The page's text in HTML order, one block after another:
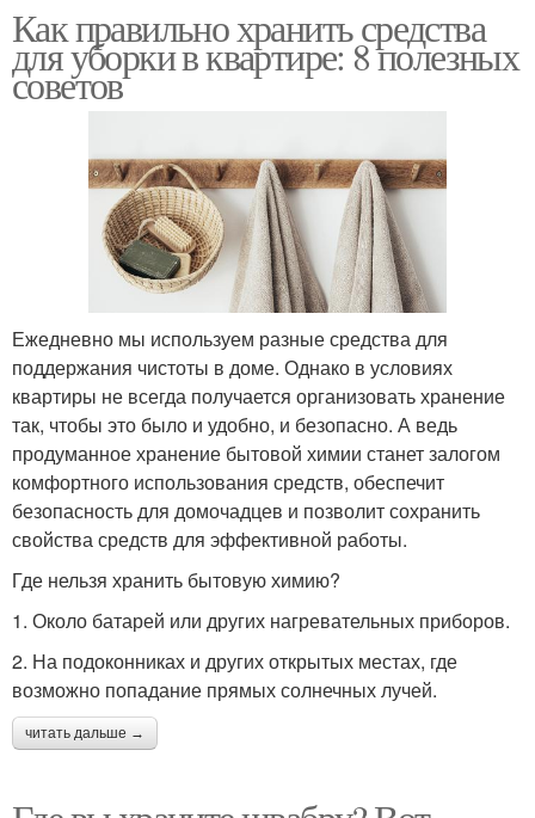
Как правильно хранить средства
для уборки в квартире: 8 полезных
советов
Ежедневно мы используем разные средства для
поддержания чистоты в доме. Однако в условиях
квартиры не всегда получается организовать хранение
так, чтобы это было и удобно, и безопасно. А ведь
продуманное хранение бытовой химии станет залогом
комфортного использования средств, обеспечит
безопасность для домочадцев и позволит сохранить
свойства средств для эффективной работы.
Где нельзя хранить бытовую химию?
1. Около батарей или других нагревательных приборов.
2. На подоконниках и других открытых местах, где
возможно попадание прямых солнечных лучей.
читать дальше →